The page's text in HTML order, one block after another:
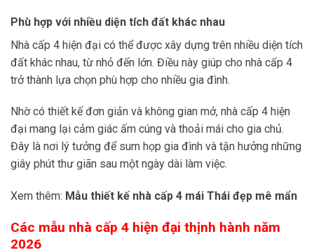
Phù hợp với nhiều diện tích đất khác nhau
Nhà cấp 4 hiện đại có thể được xây dựng trên nhiều diện tích
đất khác nhau, từ nhỏ đến lớn. Điều này giúp cho nhà cấp 4
trở thành lựa chọn phù hợp cho nhiều gia đình.
Nhờ có thiết kế đơn giản và không gian mở, nhà cấp 4 hiện
đại mang lại cảm giác ấm cúng và thoải mái cho gia chủ.
Đây là nơi lý tưởng để sum họp gia đình và tận hưởng những
giây phút thư giãn sau một ngày dài làm việc.
Xem thêm: Mẫu thiết kế nhà cấp 4 mái Thái đẹp mê mẩn
Các mẫu nhà cấp 4 hiện đại thịnh hành năm
2026